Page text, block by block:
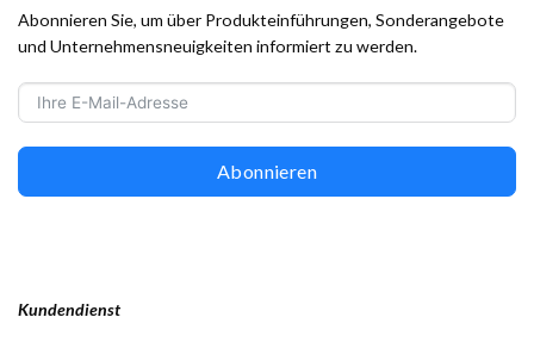
Kundendienst
Abonnieren Sie, um über Produkteinführungen, Sonderangebote
und Unternehmensneuigkeiten informiert zu werden.
Abonnieren